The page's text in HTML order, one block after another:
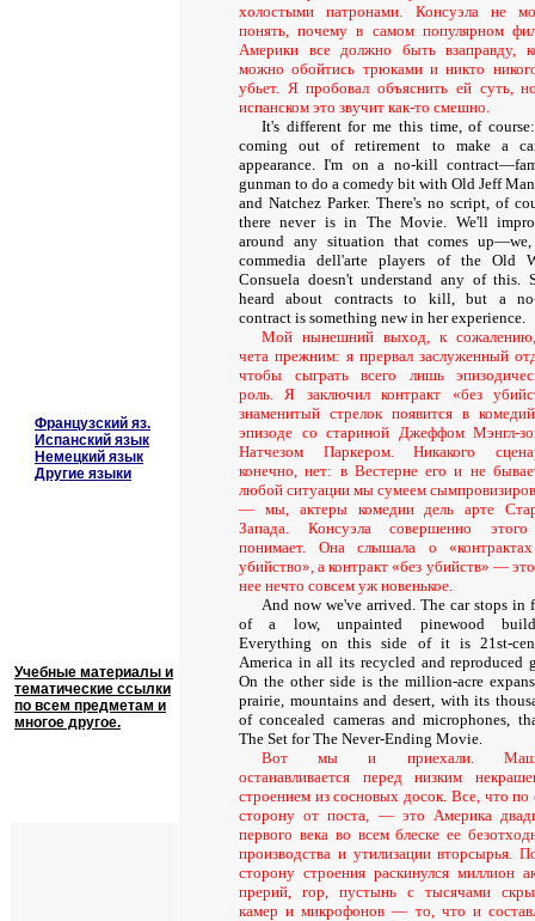
холостыми патронами. Консуэла не
понять, почему в самом популярном
Америки все должно быть взаправду,
можно обойтись трюками и никто
убьет. Я пробовал объяснить ей суть,
испанском это звучит как-то смешно.
It's different for me this time, of
coming out of retirement to make a
appearance. I'm on a no-kill
gunman to do a comedy bit with Old Jeff
and Natchez Parker. There's no script, of
there never is in The Movie. We'll
around any situation that comes
commedia dell'arte players of the Old
Consuela doesn't understand any of this.
heard about contracts to kill, but a
contract is something new in her experience.
Мой нынешний выход, к
чета прежним: я прервал заслуженный
чтобы сыграть всего лишь
роль. Я заключил контракт «без
знаменитый стрелок появится в
эпизоде со стариной Джеффом Мэнгл-
Натчезом Паркером. Никакого
конечно, нет: в Вестерне его и не
любой ситуации мы сумеем
— мы, актеры комедии дель арте
Запада. Консуэла совершенно
понимает. Она слышала о
убийство», а контракт «без убийств» —
нее нечто совсем уж новенькое.
And now we've arrived. The car stops in
of a low, unpainted pinewood
Everything on this side of it is 21st-
America in all its recycled and reproduced
On the other side is the million-acre
prairie, mountains and desert, with its
of concealed cameras and microphones,
The Set for The Never-Ending Movie.
Вот мы и приехали.
останавливается перед низким
строением из сосновых досок. Все, что
сторону от поста, — это Америка
первого века во всем блеске ее
производства и утилизации вторсырья.
сторону строения раскинулся миллион
прерий, гор, пустынь с тысячами
камер и микрофонов — то, что и
Французский яз.
Испанский язык
Немецкий язык
Другие языки
Учебные материалы и
тематические ссылки
по всем предметам и
многое другое.